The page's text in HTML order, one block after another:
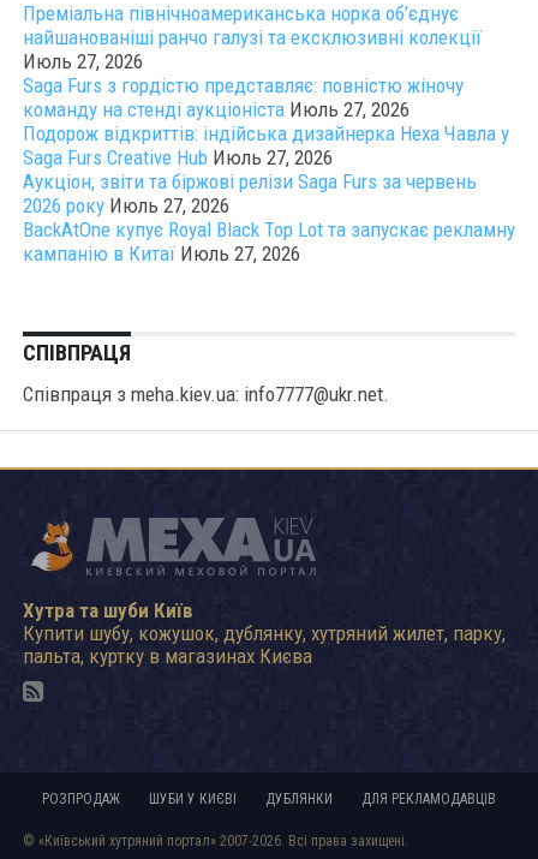
Преміальна північноамериканська норка об’єднує
найшанованіші ранчо галузі та ексклюзивні колекції
Июль 27, 2026
Saga Furs з гордістю представляє: повністю жіночу
команду на стенді аукціоніста Июль 27, 2026
Подорож відкриттів: індійська дизайнерка Неха Чавла у
Saga Furs Creative Hub Июль 27, 2026
Аукціон, звіти та біржові релізи Saga Furs за червень
2026 року Июль 27, 2026
BackAtOne купує Royal Black Top Lot та запускає рекламну
кампанію в Китаї Июль 27, 2026
СПІВПРАЦЯ
Співпраця з meha.kiev.ua: info7777@ukr.net.
Хутра та шуби Київ
Купити шубу, кожушок, дублянку, хутряний жилет, парку,
пальта, куртку в магазинах Києва
РОЗПРОДАЖ ШУБИ У КИЄВІ ДУБЛЯНКИ ДЛЯ РЕКЛАМОДАВЦІВ
© «Київський хутряний портал» 2007-2026. Всі права захищені.